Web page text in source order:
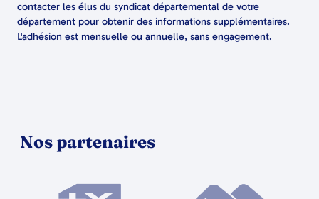
contacter les élus du syndicat départemental de votre
département pour obtenir des informations supplémentaires.
L'adhésion est mensuelle ou annuelle, sans engagement.
Nos partenaires